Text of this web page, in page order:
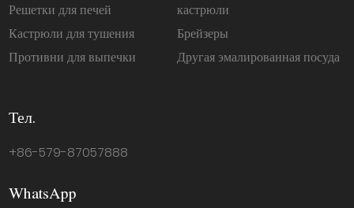
Решетки для печей
Кастрюли для тушения
Противни для выпечки
кастрюли
Брейзеры
Другая эмалированная посуда
Тел.
+86-579-87057888
WhatsApp